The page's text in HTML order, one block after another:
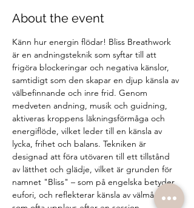
About the event
Känn hur energin flödar! Bliss Breathwork
är en andningsteknik som syftar till att
frigöra blockeringar och negativa känslor,
samtidigt som den skapar en djup känsla av
välbefinnande och inre frid. Genom
medveten andning, musik och guidning,
aktiveras kroppens läkningsförmåga och
energiflöde, vilket leder till en känsla av
lycka, frihet och balans. Tekniken är
designad att föra utövaren till ett tillstånd
av lätthet och glädje, vilket är grunden för
namnet "Bliss" – som på engelska betyder
eufori, och reflekterar känsla av välmående